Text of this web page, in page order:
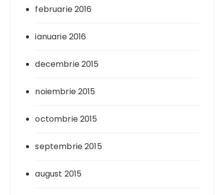
februarie 2016
ianuarie 2016
decembrie 2015
noiembrie 2015
octombrie 2015
septembrie 2015
august 2015